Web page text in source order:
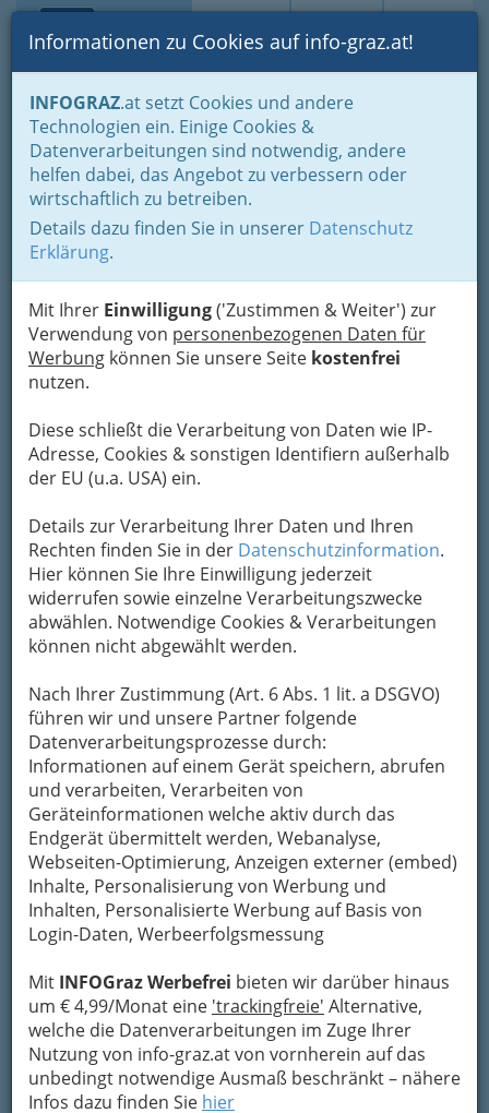
Suche Login Toggle
Informationen zu Cookies auf info-graz.at!
INFOGRAZ.at setzt Cookies und andere
Technologien ein. Einige Cookies &
Datenverarbeitungen sind notwendig, andere
helfen dabei, das Angebot zu verbessern oder
wirtschaftlich zu betreiben.
Details dazu finden Sie in unserer Datenschutz
Erklärung.
Mit Ihrer Einwilligung('Zustimmen & Weiter') zur
Verwendung von personenbezogenen Daten für
Werbung können Sie unsere Seite kostenfrei
nutzen.
Diese schließt die Verarbeitung von Daten wie IP-
Adresse, Cookies & sonstigen Identifiern außerhalb
der EU (u.a. USA) ein.
Details zur Verarbeitung Ihrer Daten und Ihren
Rechten finden Sie in der Datenschutzinformation.
Hier können Sie Ihre Einwilligung jederzeit
widerrufen sowie einzelne Verarbeitungszwecke
abwählen. Notwendige Cookies & Verarbeitungen
können nicht abgewählt werden.
Nach Ihrer Zustimmung (Art. 6 Abs. 1 lit. a DSGVO)
führen wir und unsere Partner folgende
Datenverarbeitungsprozesse durch:
Informationen auf einem Gerät speichern, abrufen
und verarbeiten, Verarbeiten von
Geräteinformationen welche aktiv durch das
Endgerät übermittelt werden, Webanalyse,
Webseiten-Optimierung, Anzeigen externer (embed)
Inhalte, Personalisierung von Werbung und
Inhalten, Personalisierte Werbung auf Basis von
Login-Daten, Werbeerfolgsmessung
Mit INFOGraz Werbefrei bieten wir darüber hinaus
um € 4,99/Monat eine 'trackingfreie' Alternative,
welche die Datenverarbeitungen im Zuge Ihrer
Nutzung von info-graz.at von vornherein auf das
unbedingt notwendige Ausmaß beschränkt – nähere
Infos dazu finden Sie hier
Home
Gastronomie
Gastronomie: Toprestaurants & Gasthäuser
Gourmet - Hauben und Sterne
Falstaff Restaurantguide - Graz
Wippl`s Hofbergstubn
Hofberg 67, 8333 Riegersburg
+43 3153 200 60
81 Falstaff Punkte, 1 Gabel, Kategorie: Klassisch/
Traditionell
Karte
Karte anzeigen
Kontaktaufnahme
Um die Info-Graz Firmenvor Spam-Mails zu
bewahren, verwenden wir an dieser Stelle zur
Übermittlung Ihrer Nachricht ein sicheres
Formular. Ihre Nachricht wird nach dem
Absenden umgehend per Mail an das
weitergeleitet.
Mein Name
Meine Email Adresse
Mein Betreff
Meine Nachricht